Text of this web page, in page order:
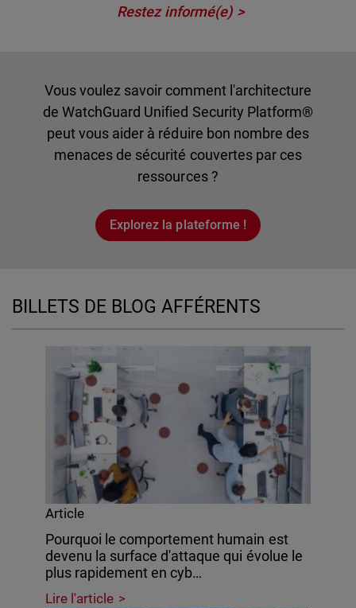
Restez informé(e)
Vous voulez savoir comment l'architecture
de WatchGuard Unified Security Platform®
peut vous aider à réduire bon nombre des
menaces de sécurité couvertes par ces
ressources ?
Explorez la plateforme !
BILLETS DE BLOG AFFÉRENTS
Article
Pourquoi le comportement humain est
devenu la surface d'attaque qui évolue le
plus rapidement en cyb…
Lire l'article